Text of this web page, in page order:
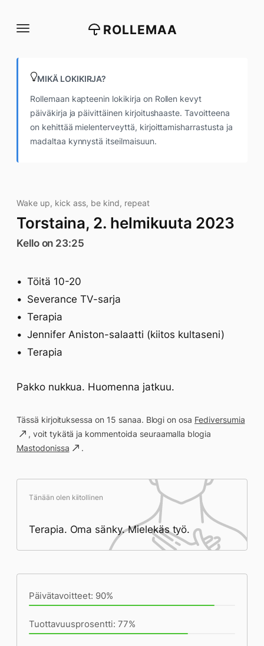
suoraan
ROLLEMAA
MIKÄ LOKIKIRJA?
Rollemaan kapteenin lokikirja on Rollen kevyt
päiväkirja ja päivittäinen kirjoitushaaste. Tavoitteena
on kehittää mielenterveyttä, kirjoittamisharrastusta ja
madaltaa kynnystä itseilmaisuun.
Wake up, kick ass, be kind, repeat
Torstaina, 2. helmikuuta 2023
Kello on 23:25
Töitä 10-20
Severance TV-sarja
Terapia
Jennifer Aniston-salaatti (kiitos kultaseni)
Terapia
Pakko nukkua. Huomenna jatkuu.
Tässä kirjoituksessa on 15 sanaa. Blogi on osa Fediversumia
, voit tykätä ja kommentoida seuraamalla blogia
Mastodonissa
.
Tänään olen kiitollinen
Terapia. Oma sänky. Mielekäs työ.
Päivätavoitteet: 90%
Tuottavuusprosentti: 77%